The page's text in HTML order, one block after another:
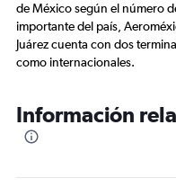
de México según el número
importante del país,
Juárez cuenta con dos
como internacionales.
Información